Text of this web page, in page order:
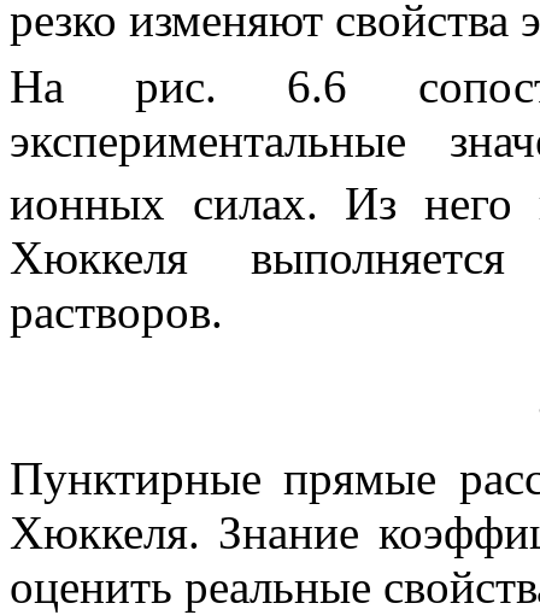
резко изменяют свойства
На рис. 6.6
экспериментальные
ионных силах. Из него
Хюккеля
растворов.
Пунктирные прямые
Хюккеля. Знание
оценить реальные